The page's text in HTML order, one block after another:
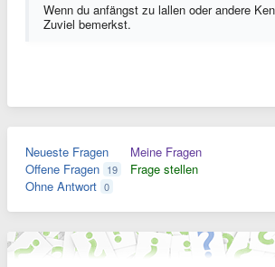
Wenn du anfängst zu lallen oder andere
Zuviel bemerkst.
Neueste Fragen
Offene Fragen 19
Ohne Antwort 0
Meine Fragen
Frage stellen